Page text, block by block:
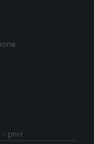
- pnrr